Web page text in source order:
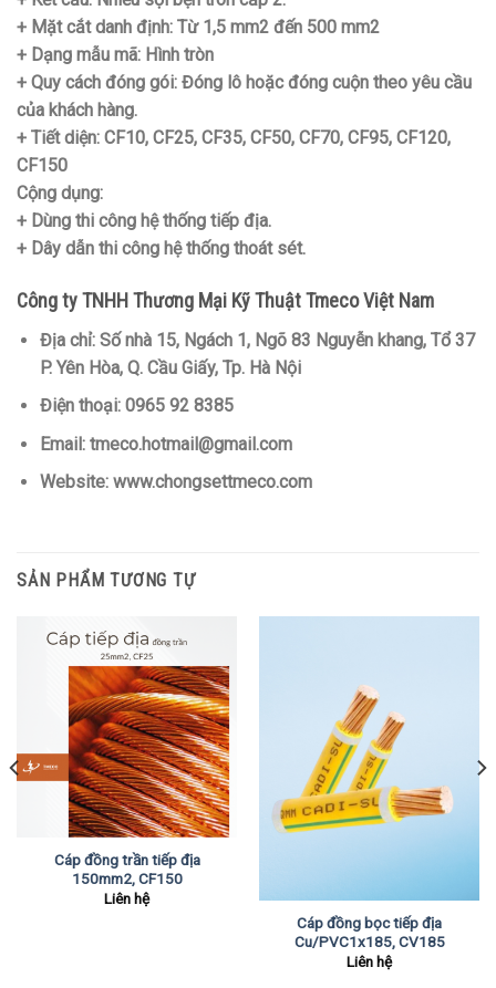
+ Mặt cắt danh định: Từ 1,5 mm2 đến 500 mm2
+ Dạng mẫu mã: Hình tròn
+ Quy cách đóng gói: Đóng lô hoặc đóng cuộn theo yêu cầu
của khách hàng.
+ Tiết diện: CF10, CF25, CF35, CF50, CF70, CF95, CF120,
CF150
Cộng dụng:
+ Dùng thi công hệ thống tiếp địa.
+ Dây dẫn thi công hệ thống thoát sét.
Công ty TNHH Thương Mại Kỹ Thuật Tmeco Việt Nam
Địa chỉ:Số nhà 15, Ngách 1, Ngõ 83 Nguyễn khang, Tổ 37
P. Yên Hòa, Q. Cầu Giấy, Tp. Hà Nội
Điện thoại:0965 92 8385
Email:tmeco.hotmail@gmail.com
Website:www.chongsettmeco.com
SẢN PHẨM TƯƠNG TỰ
Cáp đồng trần tiếp địa
150mm2, CF150
Liên hệ
Cáp đồng bọc tiếp địa
Cu/PVC1x185, CV185
Liên hệ